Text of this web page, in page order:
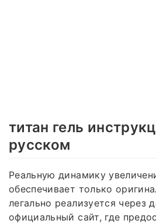
титан гель
русском
Реальную динамику
обеспечивает только
легально реализуется через
официальный сайт, где